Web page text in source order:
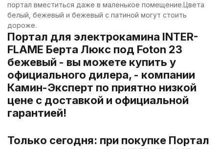
портал вместиться даже в маленькое помещение.Цвета
белый, бежевый и бежевый с патиной могут стоить
дороже.
Портал для электрокамина INTER-
FLAME Берта Люкс под Foton 23
бежевый - вы можете купить у
официального дилера, - компании
Камин-Эксперт по приятно низкой
цене с доставкой и официальной
гарантией!
Только сегодня: при покупке Портал